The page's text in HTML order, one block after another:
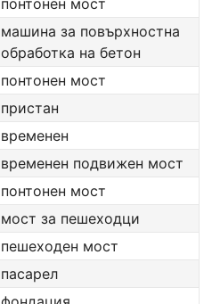
понтонен мост
машина за повърхностна
обработка на бетон
понтонен мост
пристан
временен
временен подвижен мост
понтонен мост
мост за пешеходци
пешеходен мост
пасарел